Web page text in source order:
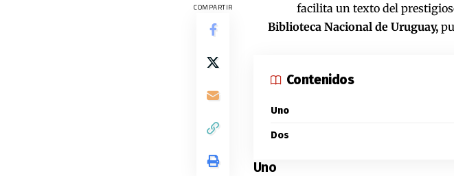
COMPARTIR
facilita un texto del
Biblioteca Nacional de Uruguay,
Contenidos
Uno
Dos
Uno